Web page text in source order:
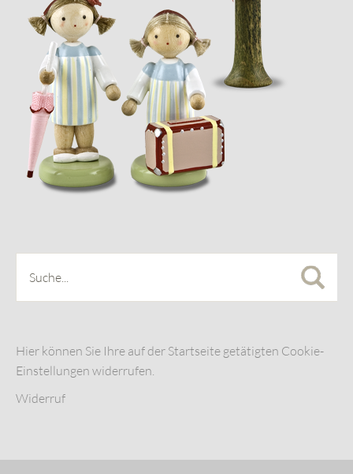
Hier können Sie Ihre auf der Startseite getätigten Cookie-
Einstellungen widerrufen.
Widerruf